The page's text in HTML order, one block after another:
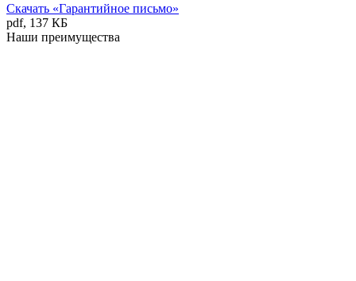
Скачать «Гарантийное письмо»
pdf, 137 КБ
Наши преимущества